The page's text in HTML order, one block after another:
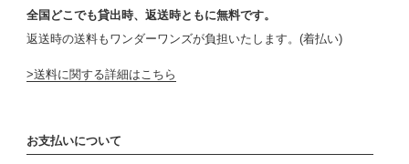
全国どこでも貸出時、返送時ともに無料です。
返送時の送料もワンダーワンズが負担いたします。(着払い)
送料に関する詳細はこちら
お支払いについて